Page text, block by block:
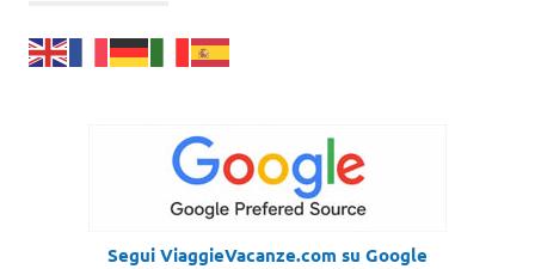
Segui ViaggieVacanze.com su Google